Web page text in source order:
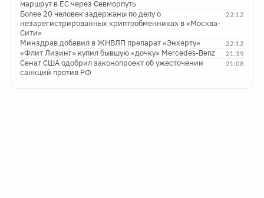
маршрут в ЕС через Севморпуть
22:12
Более 20 человек задержаны по делу о
незарегистрированных криптообменниках в «Москва-
Сити»
22:12
Минздрав добавил в ЖНВЛП препарат «Энхерту»
21:39
«Флит Лизинг» купил бывшую «дочку» Mercedes-Benz
21:08
Сенат США одобрил законопроект об ужесточении
санкций против РФ